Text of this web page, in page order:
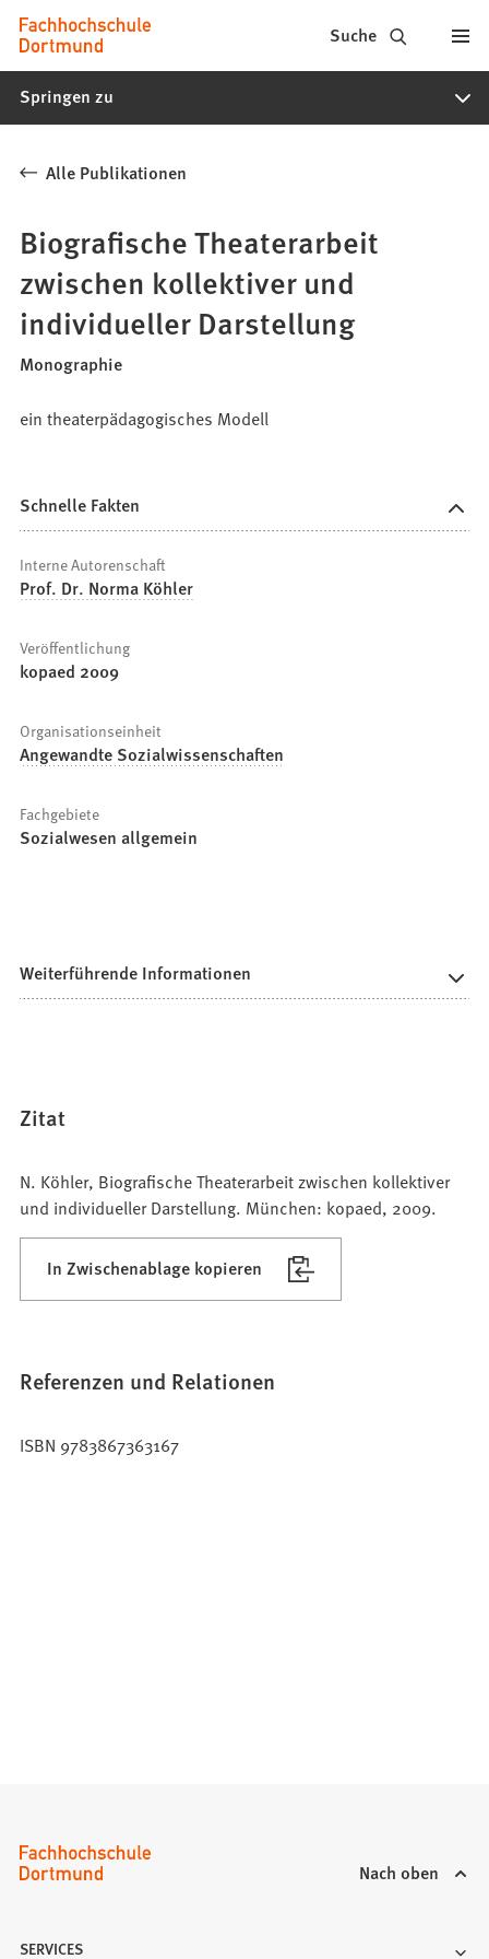
Inhalt anspringen
Fachhochschule
Dortmund
-
Studiengänge,
Bewerbung
Suche
Springen zu
Alle Publikationen
Biografische Theaterarbeit
zwischen kollektiver und
individueller Darstellung
Monographie
ein theaterpädagogisches Modell
Schnelle Fakten
Interne Autorenschaft
Prof. Dr. Norma Köhler
Veröffentlichung
kopaed 2009
Organisationseinheit
Angewandte Sozialwissenschaften
Fachgebiete
Sozialwesen allgemein
Weiterführende Informationen
Zitat
N. Köhler, Biografische Theaterarbeit zwischen kollektiver
und individueller Darstellung. München: kopaed, 2009.
In Zwischenablage kopieren
Referenzen und Relationen
ISBN 9783867363167
Nach oben
SERVICES